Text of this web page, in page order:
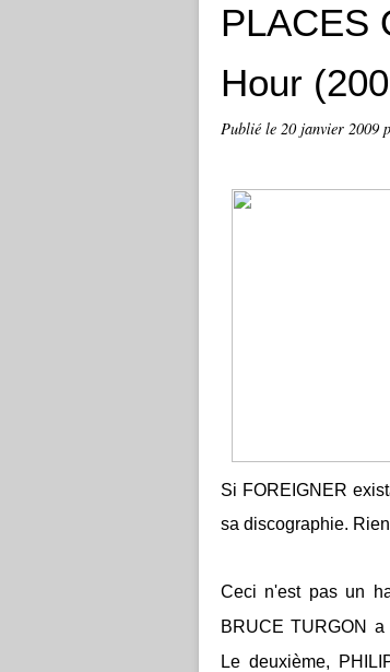
PLACES
Hour
Publié le 20 janvier 2009
Si FOREIGNER
sa discographie.
Ceci n'est pas un
BRUCE TURGON
Le deuxième,